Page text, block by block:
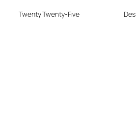
Twenty Twenty-Five